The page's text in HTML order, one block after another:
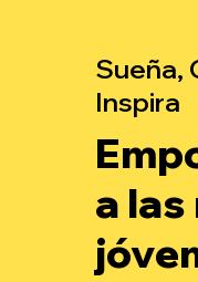
Sueña,
Inspira
a las